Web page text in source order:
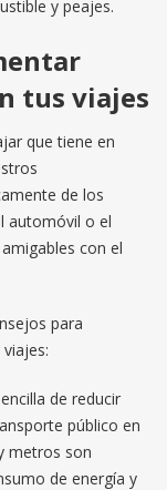
y peajes.
tus viajes
que tiene en
de los
automóvil o el
con el
para
de reducir
público en
metros son
de energía y